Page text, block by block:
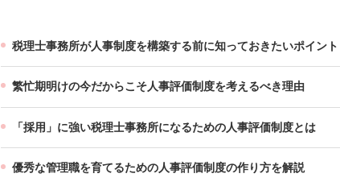
税理士事務所が人事制度を構築する前に知っておきたいポイント
繁忙期明けの今だからこそ人事評価制度を考えるべき理由
「採用」に強い税理士事務所になるための人事評価制度とは
優秀な管理職を育てるための人事評価制度の作り方を解説